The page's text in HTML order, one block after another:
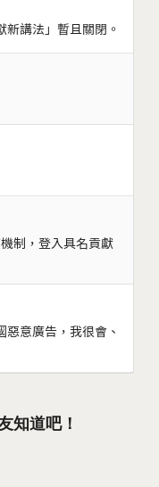
講法」暫且關閉。
制，登入具名貢獻
意廣告，我很會、
知道吧！